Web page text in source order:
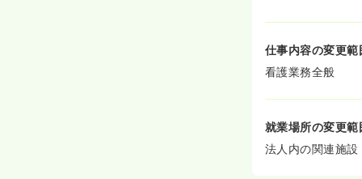
仕事内容の変更範
看護業務全般
就業場所の変更範
法人内の関連施設